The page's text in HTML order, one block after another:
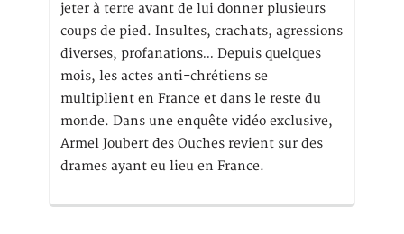
jeter à terre avant de lui donner plusieurs
coups de pied. Insultes, crachats, agressions
diverses, profanations… Depuis quelques
mois, les actes anti-chrétiens se
multiplient en France et dans le reste du
monde. Dans une enquête vidéo exclusive,
Armel Joubert des Ouches revient sur des
drames ayant eu lieu en France.